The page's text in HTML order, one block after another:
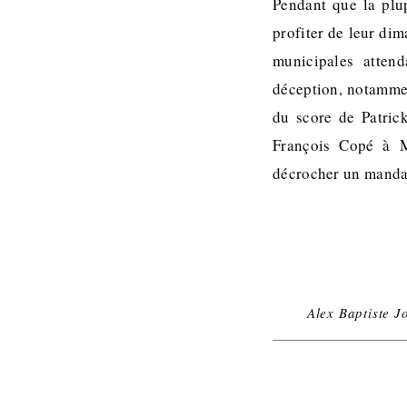
profiter de leur
municipales
déception,
du score de
François Copé à
décrocher un
Alex Baptiste